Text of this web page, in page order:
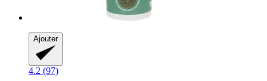
Ajouter
4.2 (97)